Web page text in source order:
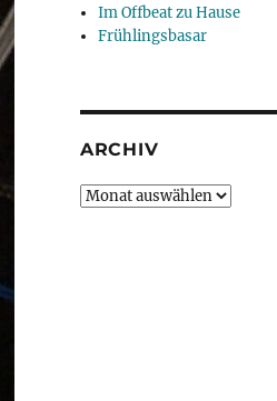
Im Offbeat zu Hause
Frühlingsbasar
ARCHIV
Archiv